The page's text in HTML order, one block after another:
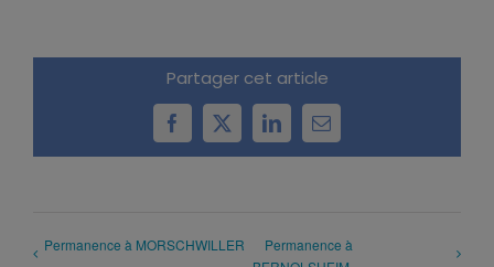
Partager cet article
Facebook
X LinkedInEmail
Permanence à MORSCHWILLER
Permanence à